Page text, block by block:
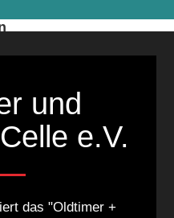
und
e.V.
das "Oldtimer +